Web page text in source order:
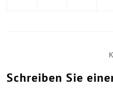
Schreiben Sie